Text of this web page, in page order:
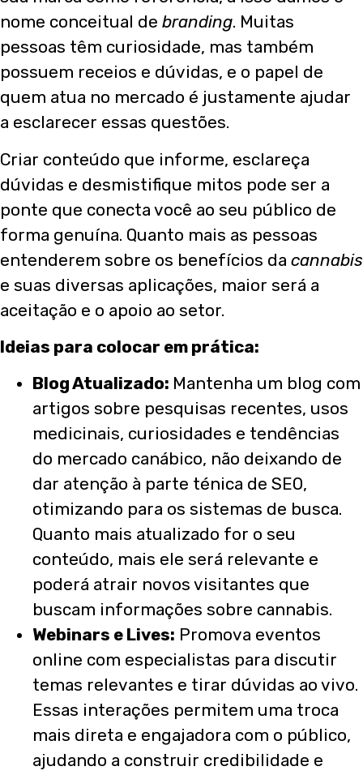
nome conceitual de branding. Muitas
pessoas têm curiosidade, mas também
possuem receios e dúvidas, e o papel de
quem atua no mercado é justamente ajudar
a esclarecer essas questões.
Criar conteúdo que informe, esclareça
dúvidas e desmistifique mitos pode ser a
ponte que conecta você ao seu público de
forma genuína. Quanto mais as pessoas
entenderem sobre os benefícios da cannabis
e suas diversas aplicações, maior será a
aceitação e o apoio ao setor.
Ideias para colocar em prática:
Blog Atualizado: Mantenha um blog com
artigos sobre pesquisas recentes, usos
medicinais, curiosidades e tendências
do mercado canábico, não deixando de
dar atenção à parte ténica de SEO,
otimizando para os sistemas de busca.
Quanto mais atualizado for o seu
conteúdo, mais ele será relevante e
poderá atrair novos visitantes que
buscam informações sobre cannabis.
Webinars e Lives: Promova eventos
online com especialistas para discutir
temas relevantes e tirar dúvidas ao vivo.
Essas interações permitem uma troca
mais direta e engajadora com o público,
ajudando a construir credibilidade e